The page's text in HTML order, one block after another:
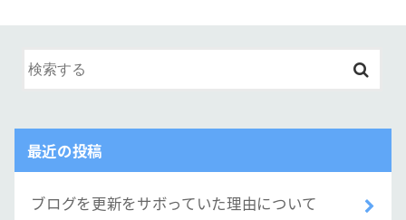
最近の投稿
ブログを更新をサボっていた理由について